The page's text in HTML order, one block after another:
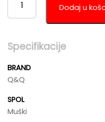
C59A-
001PY
Dodaj u
Specifikacije
BRAND
Q&Q
SPOL
Muški